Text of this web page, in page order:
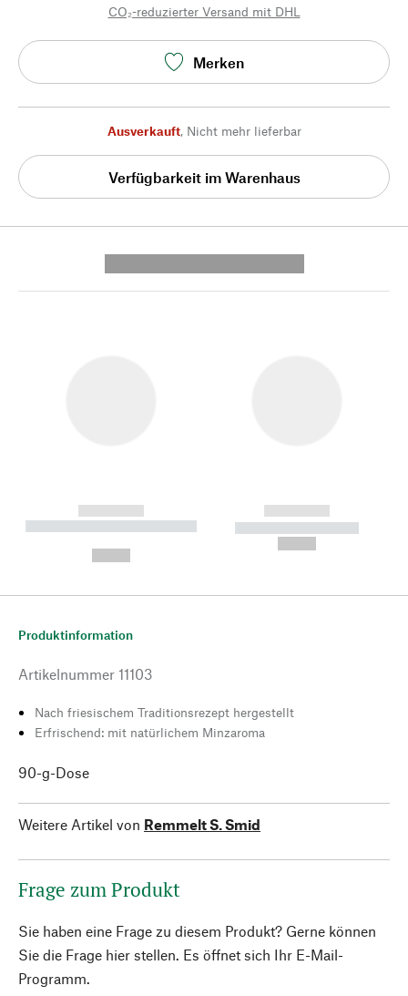
CO₂-reduzierter Versand mit DHL
Merken
Ausverkauft, Nicht mehr lieferbar
Verfügbarkeit im Warenhaus
------------
----------- ----------- --------
------------
----------- -----------
Produktinformation
Artikelnummer 11103
Nach friesischem Traditionsrezept hergestellt
Erfrischend: mit natürlichem Minzaroma
90-g-Dose
Weitere Artikel von Remmelt S. Smid
Frage zum Produkt
Sie haben eine Frage zu diesem Produkt? Gerne können
Sie die Frage hier stellen. Es öffnet sich Ihr E-Mail-
Programm.